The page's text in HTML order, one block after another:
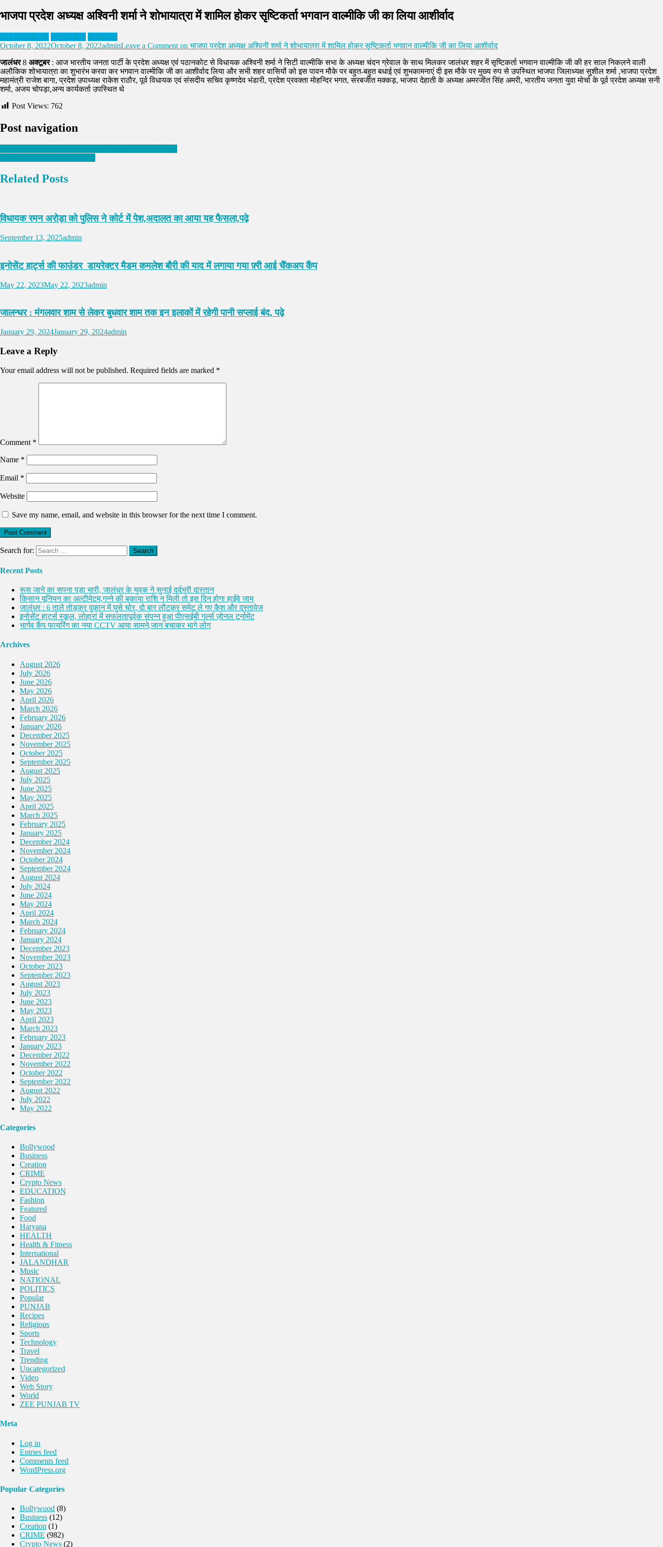
भाजपा प्रदेश अध्यक्ष अश्विनी शर्मा ने शोभायात्रा में शामिल होकर सृष्टिकर्ता भगवान वाल्मीकि जी का लिया आशीर्वाद
JALANDHAR POLITICS Religious
October 8, 2022October 8, 2022adminLeave a Comment on भाजपा प्रदेश अध्यक्ष अश्विनी शर्मा ने शोभायात्रा में शामिल होकर सृष्टिकर्ता भगवान वाल्मीकि जी का लिया आशीर्वाद
जालंधर8 अक्टूबर: आज भारतीय जनता पार्टी के प्रदेश अध्यक्ष एवं पठानकोट से विधायक अश्विनी शर्मा ने सिटी वाल्मीकि सभा के अध्यक्ष चंदन ग्रेवाल के साथ मिलकर जालंधर शहर में सृष्टिकर्ता भगवान वाल्मीकि जी की हर साल निकलने वाली
अलौकिक शोभायात्रा का शुभारंभ करवा कर भगवान वाल्मीकि जी का आशीर्वाद लिया और सभी शहर वासियों को इस पावन मौके पर बहुत-बहुत बधाई एवं शुभकामनाएं दी इस मौके पर मुख्य रुप से उपस्थित भाजपा जिलाध्यक्ष सुशील शर्मा ,भाजपा प्रदेश
महामंत्री राजेश बागा, प्रदेश उपाध्यक्ष राकेश राठौर, पूर्व विधायक एवं संसदीय सचिव कृष्णदेव भंडारी, प्रदेश प्रवक्ता मोहन्दिर भगत, सरबजीत मक्कड़, भाजपा देहाती के अध्यक्ष अमरजीत सिंह अमरी, भारतीय जनता युवा मोर्चा के पूर्व प्रदेश अध्यक्ष सनी
शर्मा, अजय चोपड़ा,अन्य कार्यकर्ता उपस्थित थे
Post Views: 762
Post navigation
Related Posts
विधायक रमन अरोड़ा को पुलिस ने कोर्ट में पेश,अदालत का आया यह फैसला,पढ़े
September 13, 2025admin
इनोसेंट हार्ट्स की फाउंडर डायरेक्टर मैडम कमलेश बौरी की याद में लगाया गया फ़्री आई चैॅकअप कैंप
May 22, 2023May 22, 2023admin
जालन्धर : मंगलवार शाम से लेकर बुधवार शाम तक इन इलाकों में रहेगी पानी सप्लाई बंद, पढ़े
January 29, 2024January 29, 2024admin
Leave a Reply
Your email address will not be published. Required fields are marked *
Comment *
Name *
Email *
Website
Save my name, email, and website in this browser for the next time I comment.
Search for:
Recent Posts
रूस जाने का सपना पड़ा भारी, जालंधर के युवक ने सुनाई दर्दभरी दास्तान
किसान यूनियन का अल्टीमेटम,गन्ने की बकाया राशि न मिली तो इस दिन होगा हाईवे जाम
जालंधर : 6 ताले तोड़कर दुकान में घुसे चोर, दो बार लौटकर समेट ले गए कैश और दस्तावेज
इनोसेंट हार्ट्स स्कूल, लोहारां में सफलतापूर्वक संपन्न हुआ पीएसईबी गर्ल्स ज़ोनल टूर्नामेंट
भार्गव कैंप फायरिंग का नया CCTV आया सामने,जान बचाकर भागे लोग
Archives
August 2026
July 2026
June 2026
May 2026
April 2026
March 2026
February 2026
January 2026
December 2025
November 2025
October 2025
September 2025
August 2025
July 2025
June 2025
May 2025
April 2025
March 2025
February 2025
January 2025
December 2024
November 2024
October 2024
September 2024
August 2024
July 2024
June 2024
May 2024
April 2024
March 2024
February 2024
January 2024
December 2023
November 2023
October 2023
September 2023
August 2023
July 2023
June 2023
May 2023
April 2023
March 2023
February 2023
January 2023
December 2022
November 2022
October 2022
September 2022
August 2022
July 2022
May 2022
Categories
Bollywood
Business
Creation
CRIME
Crypto News
EDUCATION
Fashion
Featured
Food
Haryana
HEALTH
Health & Fitness
International
JALANDHAR
Music
NATIONAL
POLITICS
Popular
PUNJAB
Recipes
Religious
Sports
Technology
Travel
Trending
Uncategorized
Video
Web Story
World
ZEE PUNJAB TV
Meta
Log in
Entries feed
Comments feed
WordPress.org
Popular Categories
Bollywood (8)
Business (12)
Creation (1)
CRIME (982)
Crypto News (2)